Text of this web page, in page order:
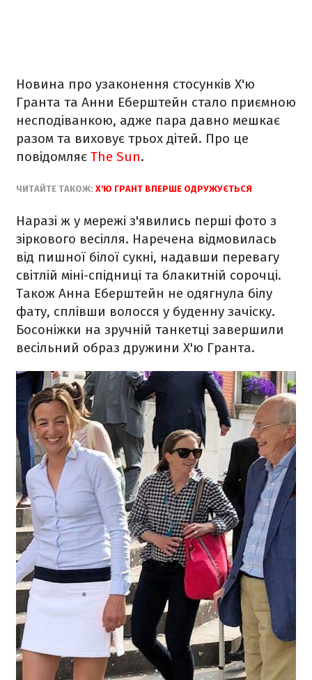
Новина про узаконення стосунків Х'ю
Гранта та Анни Еберштейн стало приємною
несподіванкою, адже пара давно мешкає
разом та виховує трьох дітей. Про це
повідомляє The Sun.
ЧИТАЙТЕ ТАКОЖ: Х'Ю ГРАНТ ВПЕРШЕ ОДРУЖУЄТЬСЯ
Наразі ж у мережі з'явились перші фото з
зіркового весілля. Наречена відмовилась
від пишної білої сукні, надавши перевагу
світлій міні-спідниці та блакитній сорочці.
Також Анна Еберштейн не одягнула білу
фату, сплівши волосся у буденну зачіску.
Босоніжки на зручній танкетці завершили
весільний образ дружини Х'ю Гранта.